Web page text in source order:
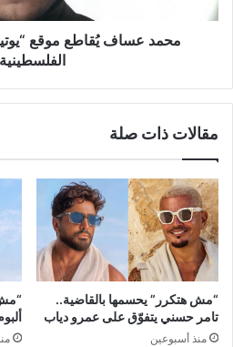
الفلسطينية"
محمد عساف يُقاطع موقع
مقالات ذات صلة
“مش هتكرر” يحسمها بالقاضية..
تامر حسني يتفوّق على عمرو دياب
منذ أسبوعين